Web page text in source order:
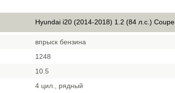
Hyundai i20 (2014-2018) 1.2 (84 л.с.) Coupe
впрыск бензина
1248
10.5
4 цил., рядный